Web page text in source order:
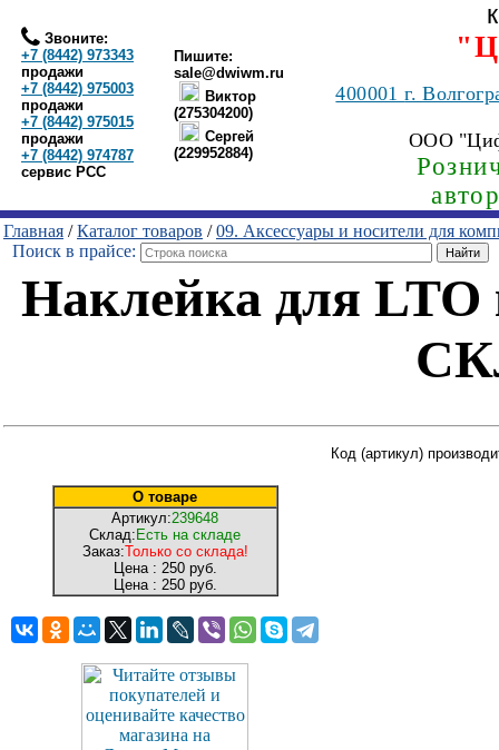
Звоните:
+7 (8442) 973343
продажи
+7 (8442) 975003
продажи
+7 (8442) 975015
продажи
+7 (8442) 974787
сервис РСС
Пишите:
sale@dwiwm.ru
Виктор
(275304200)
Сергей
(229952884)
400001г.
ООО
Главная /Каталог товаров /09. Аксессуары и носители для
Поиск в прайсе:
Наклейка для
О товаре
Артикул:239648
Склад: Есть на складе
Заказ:Только со склада!
Цена : 250 руб.
Цена : 250 руб.
Код (артикул)